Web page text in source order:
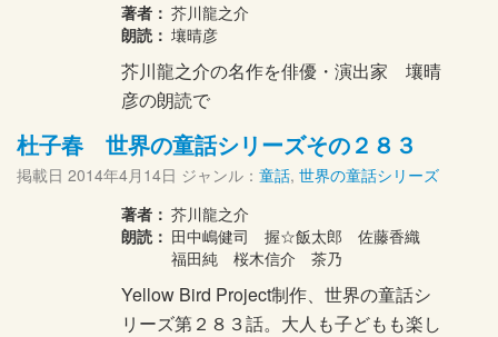
著者： 芥川龍之介
朗読： 壤晴彦
芥川龍之介の名作を俳優・演出家 壤晴
彦の朗読で
杜子春 世界の童話シリーズその２８３
掲載日 2014年4月14日 ジャンル： 童話, 世界の童話シリーズ
著者： 芥川龍之介
朗読： 田中嶋健司 握☆飯太郎 佐藤香織
福田純 桜木信介 茶乃
Yellow Bird Project制作、世界の童話シ
リーズ第２８３話。大人も子どもも楽し